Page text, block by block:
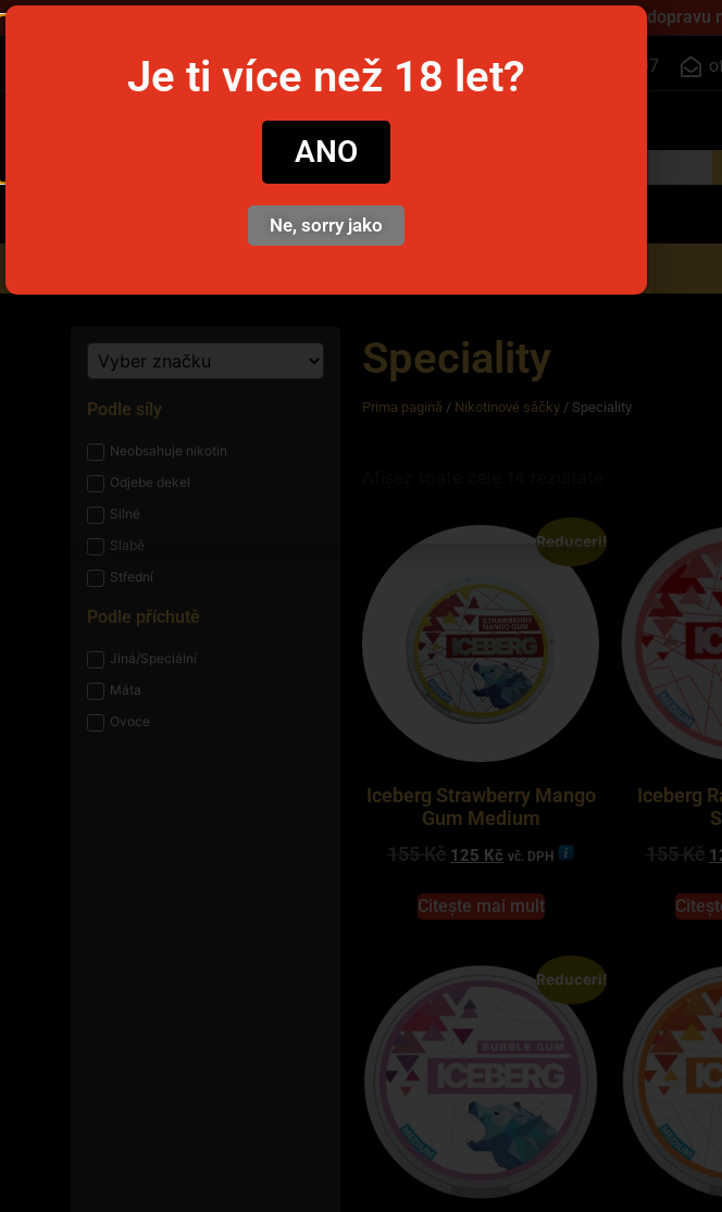
Objednej přes víkend a dopravu
+420 555 500 807
snusim
Podle síly
Neobsahuje nikotin
Odjebe dekel
Silné
Slabé
Střední
Podle příchutě
Jiná/Speciální
Máta
Ovoce
Speciality
Prima pagină / Nikotinové sáčky / Speciality
Reduceri!
Iceberg Strawberry Mango
Gum Medium
155Kč 125 Kč vč. DPH
Citește mai mult
Iceberg
155Kč
Reduceri!
Je ti více než 18 let?
ANO
Ne, sorry jako